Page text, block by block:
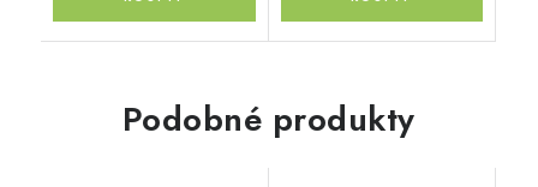
Podobné produkty